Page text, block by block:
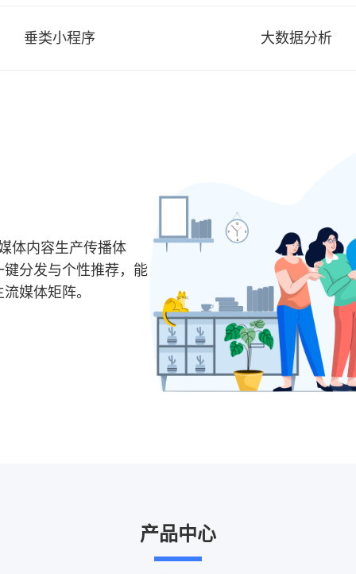
垂类小程序 大数据分析
体内容生产传播体
分发与个性推荐，能
媒体矩阵。
产品中心